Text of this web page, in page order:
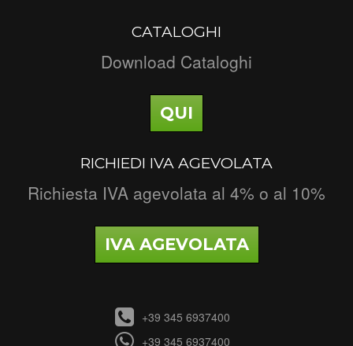
CATALOGHI
Download Cataloghi
QUI
RICHIEDI IVA AGEVOLATA
Richiesta IVA agevolata al 4% o al 10%
IVA AGEVOLATA
+39 345 6937400
+39 345 6937400